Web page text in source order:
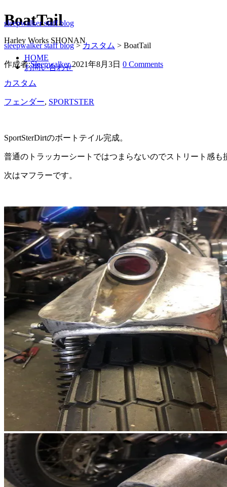
sleepwalker staff blog
Harley Works SHONAN
HOME
お問い合わせ
BoatTail
sleepwalker staff blog> カスタム > BoatTail
作成者:Sleepwalker 2021年8月3日 0 Comments
カスタム
フェンダー, SPORTSTER
SportSterDirtのボートテイル完成。
普通のトラッカーシートではつまらないのでストリート感も
次はマフラーです。